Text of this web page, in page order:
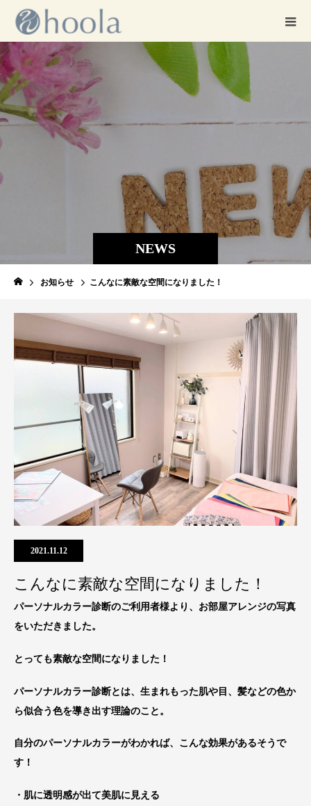
NEWS
お知らせ こんなに素敵な空間になりました！
2021.11.12
こんなに素敵な空間になりました！
パーソナルカラー診断のご利用者様より、お部屋アレンジの写真
をいただきました。
とっても素敵な空間になりました！
パーソナルカラー診断とは、生まれもった肌や目、髪などの色か
ら似合う色を導き出す理論のこと。
自分のパーソナルカラーがわかれば、こんな効果があるそうで
す！
・肌に透明感が出て美肌に見える